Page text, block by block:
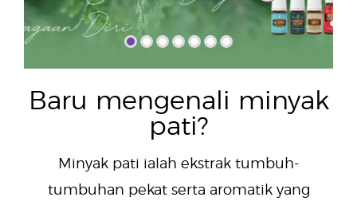
Baru mengenali minyak
pati?
Minyak pati ialah ekstrak tumbuh-
tumbuhan pekat serta aromatik yang